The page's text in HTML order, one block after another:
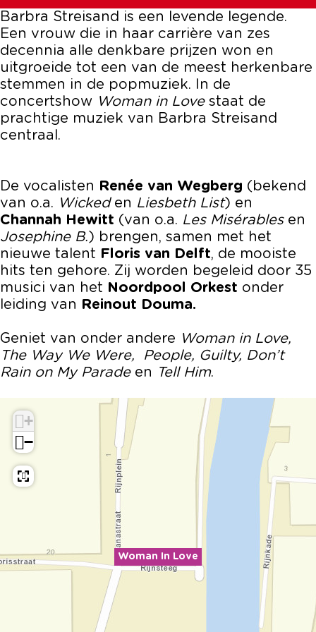
e
o
v
e
L
o
v
e
e
n
L
o
v
e
Barbra Streisand is een levende legende.
Een vrouw die in haar carrière van zes
decennia alle denkbare prijzen won en
uitgroeide tot een van de meest herkenbare
stemmen in de popmuziek. In de
concertshow Woman in Love staat de
prachtige muziek van Barbra Streisand
centraal.
De vocalisten Renée van Wegberg (bekend
van o.a. Wickeden Liesbeth List) en
Channah Hewitt (van o.a. Les Misérables en
Josephine B. ) brengen, samen met het
nieuwe talent Floris van Delft, de mooiste
hits ten gehore. Zij worden begeleid door 35
musici van het Noordpool Orkest onder
leiding van Reinout Douma.
Geniet van onder andere Woman in Love,
The Way We Were, People, Guilty, Don’t
Rain on My Paradeen Tell Him.
Woman In Love
+
−